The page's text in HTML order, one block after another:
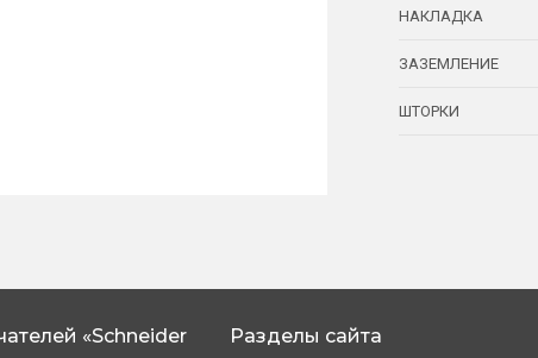
НАКЛАДКА
ЗАЗЕМЛЕНИЕ
ШТОРКИ
«Schneider
Разделы сайта